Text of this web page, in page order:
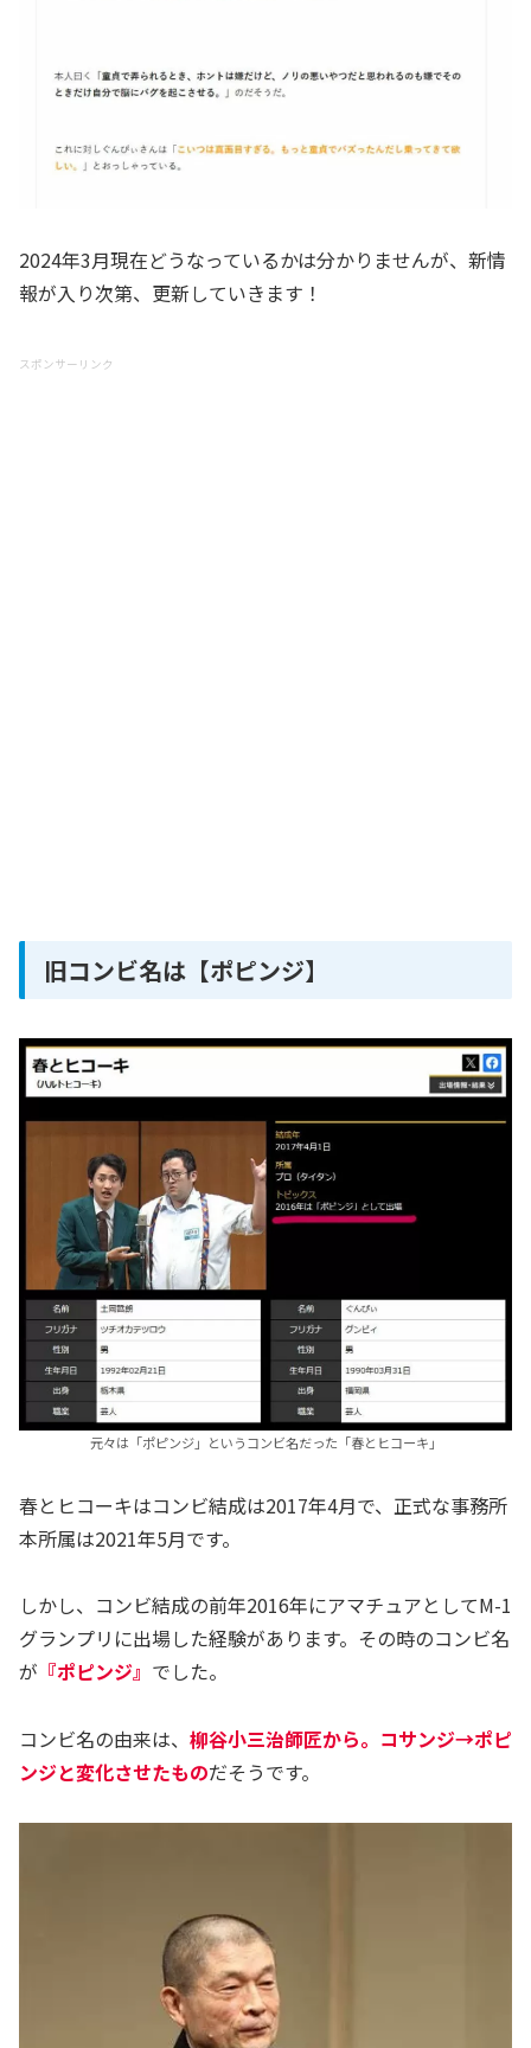
2024年3月現在どうなっているかは分かりませんが、新情
報が入り次第、更新していきます！
スポンサーリンク
旧コンビ名は【ポピンジ】
元々は「ポピンジ」というコンビ名だった「春とヒコーキ」
春とヒコーキはコンビ結成は2017年4月で、正式な事務所
本所属は2021年5月です。
しかし、コンビ結成の前年2016年にアマチュアとしてM-1
グランプリに出場した経験があります。その時のコンビ名
が 『ポピンジ』 でした。
コンビ名の由来は、 柳谷小三治師匠から。コサンジ→ポピ
ンジと変化させたものだそうです。